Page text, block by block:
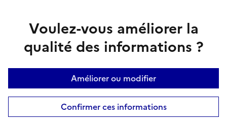
Voulez-vous améliorer la
qualité des informations ?
Améliorer ou modifier
Confirmer ces informations